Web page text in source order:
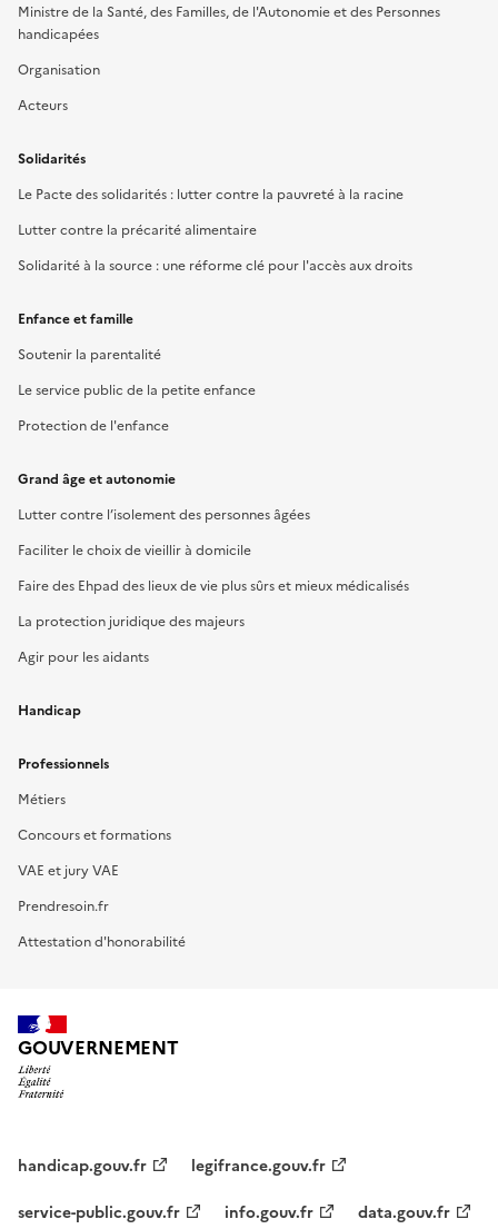
Ministre de la Santé, des Familles, de l'Autonomie et des Personnes
handicapées
Organisation
Acteurs
Solidarités
Le Pacte des solidarités : lutter contre la pauvreté à la racine
Lutter contre la précarité alimentaire
Solidarité à la source : une réforme clé pour l'accès aux droits
Enfance et famille
Soutenir la parentalité
Le service public de la petite enfance
Protection de l'enfance
Grand âge et autonomie
Lutter contre l’isolement des personnes âgées
Faciliter le choix de vieillir à domicile
Faire des Ehpad des lieux de vie plus sûrs et mieux médicalisés
La protection juridique des majeurs
Agir pour les aidants
Handicap
Professionnels
Métiers
Concours et formations
VAE et jury VAE
Prendresoin.fr
Attestation d'honorabilité
GOUVERNEMENT
handicap.gouv.fr
legifrance.gouv.fr
service-public.gouv.fr
info.gouv.fr data.gouv.fr